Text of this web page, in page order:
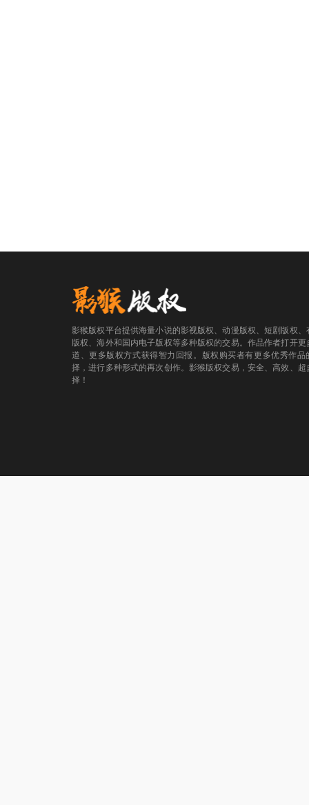
影猴版权平台提供海量小说的影视版权、动漫版权、短剧版权、
版权、海外和国内电子版权等多种版权的交易。作品作者打开更
道、更多版权方式获得智力回报。版权购买者有更多优秀作品
择，进行多种形式的再次创作。影猴版权交易，安全、高效、超
择！